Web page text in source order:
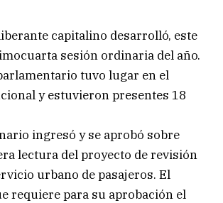
capitalino desarrolló, este
sesión ordinaria del año.
tuvo lugar en el
y estuvieron presentes 18
ingresó y se aprobó sobre
lectura del proyecto de revisión
urbano de pasajeros. El
requiere para su aprobación el